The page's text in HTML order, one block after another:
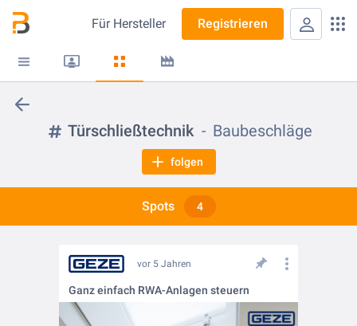
Für Hersteller Registrieren
Türschließtechnik Baubeschläge
folgen
Spots 4
vor 5 Jahren
Ganz einfach RWA-Anlagen steuern